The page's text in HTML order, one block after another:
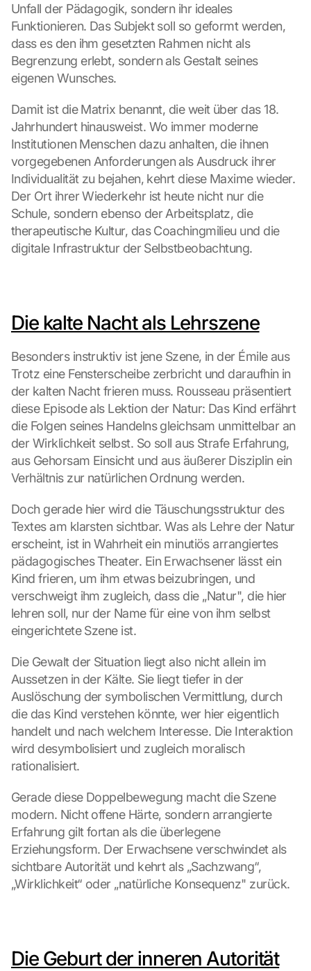
Unfall der Pädagogik, sondern ihr ideales
Funktionieren. Das Subjekt soll so geformt werden,
dass es den ihm gesetzten Rahmen nicht als
Begrenzung erlebt, sondern als Gestalt seines
eigenen Wunsches.
Damit ist die Matrix benannt, die weit über das 18.
Jahrhundert hinausweist. Wo immer moderne
Institutionen Menschen dazu anhalten, die ihnen
vorgegebenen Anforderungen als Ausdruck ihrer
Individualität zu bejahen, kehrt diese Maxime wieder.
Der Ort ihrer Wiederkehr ist heute nicht nur die
Schule, sondern ebenso der Arbeitsplatz, die
therapeutische Kultur, das Coachingmilieu und die
digitale Infrastruktur der Selbstbeobachtung.
Die kalte Nacht als Lehrszene
Besonders instruktiv ist jene Szene, in der Émile aus
Trotz eine Fensterscheibe zerbricht und daraufhin in
der kalten Nacht frieren muss. Rousseau präsentiert
diese Episode als Lektion der Natur: Das Kind erfährt
die Folgen seines Handelns gleichsam unmittelbar an
der Wirklichkeit selbst. So soll aus Strafe Erfahrung,
aus Gehorsam Einsicht und aus äußerer Disziplin ein
Verhältnis zur natürlichen Ordnung werden.
Doch gerade hier wird die Täuschungsstruktur des
Textes am klarsten sichtbar. Was als Lehre der Natur
erscheint, ist in Wahrheit ein minutiös arrangiertes
pädagogisches Theater. Ein Erwachsener lässt ein
Kind frieren, um ihm etwas beizubringen, und
verschweigt ihm zugleich, dass die „Natur", die hier
lehren soll, nur der Name für eine von ihm selbst
eingerichtete Szene ist.
Die Gewalt der Situation liegt also nicht allein im
Aussetzen in der Kälte. Sie liegt tiefer in der
Auslöschung der symbolischen Vermittlung, durch
die das Kind verstehen könnte, wer hier eigentlich
handelt und nach welchem Interesse. Die Interaktion
wird desymbolisiert und zugleich moralisch
rationalisiert.
Gerade diese Doppelbewegung macht die Szene
modern. Nicht offene Härte, sondern arrangierte
Erfahrung gilt fortan als die überlegene
Erziehungsform. Der Erwachsene verschwindet als
sichtbare Autorität und kehrt als „Sachzwang“,
„Wirklichkeit“ oder „natürliche Konsequenz" zurück.
Die Geburt der inneren Autorität